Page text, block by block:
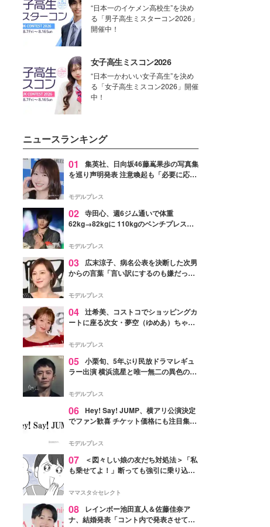
“日本一のイケメン高校生”を決め
る「男子高生ミスターコン2026」
開催中！
女子高生ミスコン2026
“日本一かわいい女子高生”を決め
る「女子高生ミスコン2026」開催
中！
ニュースランキング
01
集英社、日向坂46藤嶌果歩の写真集
を巡り声明発表 注意喚起も「必要に応じ
モデルプレス
02 寺田心、週6ジム通いで体重
62kg→82kgに 110kgのベンチプレス持
「かっこいい」と反響
モデルプレス
03
広末涼子、病名公表を決断した次男
からの言葉「言い訳にするのも嫌だっ
モデルプレス
04 辻希美、コストコでショッピングカ
ートに座る次女・夢空（ゆめあ）ちゃん
ぎ」「成長を感じる」の声
モデルプレス
05 小栗旬、5年ぶり民放ドラマレギュ
ラー出演 横浜流星と唯一無二の異色のバ
モデルプレス
06 Hey! Say! JUMP、横アリ公演決定
でファン歓喜 チケット価格にも注目集ま
モデルプレス
07
＜図々しい娘の友だち対処法＞「私
も乗せてよ！」断っても強引に乗り込ん
ママスタ☆セレクト
08
レインボー池田直人＆佐藤佳奈ア
ナ、結婚発表「コント内で発表させてい